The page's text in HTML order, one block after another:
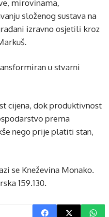
mirovinama,
složenog sustava na
izravno osjetili kroz
u stvarni
cijena, dok produktivnost
prema
nego prije platiti stan,
se Kneževina Monako.
159.130.